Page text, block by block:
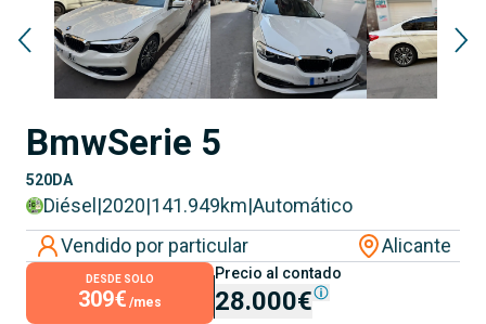
BmwSerie 5
520DA
Diésel |2020|141.949km|Automático
Vendido por particular
Alicante
DESDE SOLO
309€ /mes
Precio al contado
28.000€